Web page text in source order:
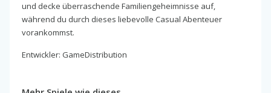
und decke überraschende Familiengeheimnisse auf,
während du durch dieses liebevolle Casual Abenteuer
vorankommst.
Entwickler: GameDistribution